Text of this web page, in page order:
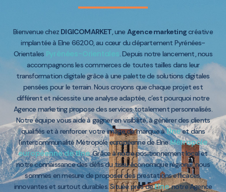
Bienvenue chez DIGICOMARKET , une Agence marketingcréative
implantée à Elne 66200, au cœur du département Pyrénées-
Orientales Pyrénées-Orientales . Depuis notre lancement, nous
accompagnons les commerces de toutes tailles dans leur
transformation digitale grâce à une palette de solutions digitales
pensées pour le terrain. Nous croyons que chaque projet est
différent et nécessite une analyse adaptée, c’est pourquoi notre
Agence marketing propose des services totalement personnalisés.
Notre équipe vous aide à gagner en visibilité, à générer des clients
qualifiés et à renforcer votre image de marque àElneet dans
l’intercommunalité Métropole européenne de ElneMétropole
européenne de Elne. Grâce à notre positionnement local et
notre connaissance des défis du tissu économique régional, nous
sommes en mesure de proposer des prestations efficaces,
innovantes et surtout durables. Située près deElne, notre Agence